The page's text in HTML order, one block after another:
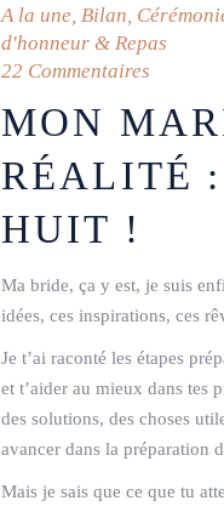
A la une, Bilan,
d'honneur & Repas
22 Commentaires
MON
RÉALITÉ
HUIT !
Ma bride, ça y est, je suis
idées, ces inspirations, ces
Je t’ai raconté les étapes
et t’aider au mieux dans tes
des solutions, des choses
avancer dans la
Mais je sais que ce que tu